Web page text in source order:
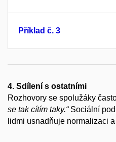
Příklad č. 3
4. Sdílení s ostatními
Rozhovory se spolužáky
se tak cítím taky.“Sociální
lidmi usnadňuje normalizaci